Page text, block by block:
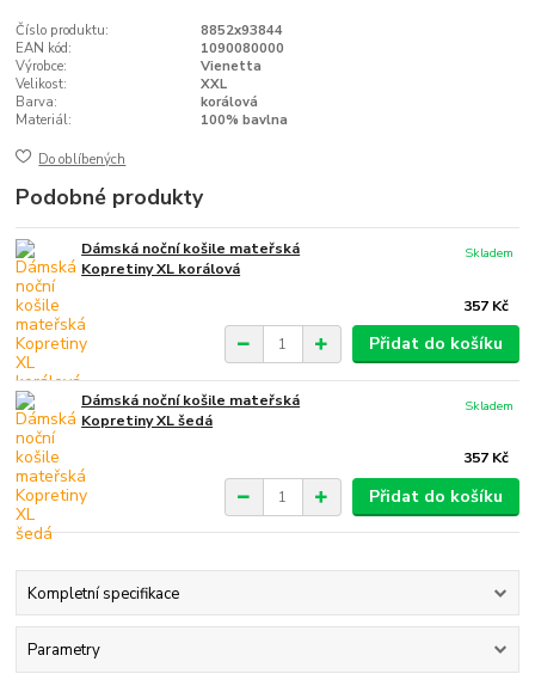
Číslo produktu:
8852x93844
EAN kód:
1090080000
Výrobce:
Vienetta
Velikost:
XXL
Barva:
korálová
Materiál:
100% bavlna
Do oblíbených
Podobné produkty
Dámská noční košile mateřská
Kopretiny XL korálová
357 Kč
Skladem
Přidat do košíku
Dámská noční košile mateřská
Kopretiny XL šedá
357 Kč
Skladem
Přidat do košíku
Kompletní specifikace
Parametry